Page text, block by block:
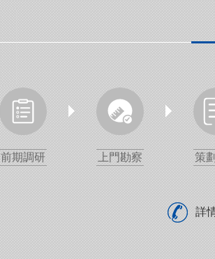
前期調研 上門勘察 策
詳